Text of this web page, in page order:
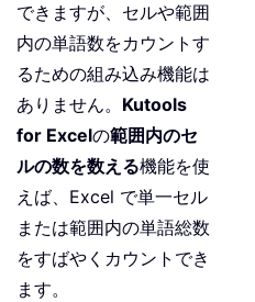
できますが、セルや範囲
内の単語数をカウントす
るための組み込み機能は
ありません。 Kutools
for Excelの範囲内のセ
ルの数を数える機能を使
えば、Excel で単一セル
または範囲内の単語総数
をすばやくカウントでき
ます。